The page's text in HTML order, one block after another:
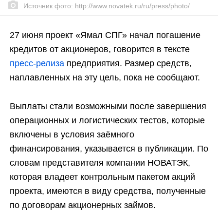
Источник фото: http://www.novatek.ru/ru/press/photo/
27 июня проект «Ямал СПГ» начал погашение
кредитов от акционеров, говорится в тексте
пресс-релиза предприятия. Размер средств,
наплавленных на эту цель, пока не сообщают.
Выплаты стали возможными после завершения
операционных и логистических тестов, которые
включены в условия заёмного
финансирования, указывается в публикации. По
словам представителя компании НОВАТЭК,
которая владеет контрольным пакетом акций
проекта, имеются в виду средства, полученные
по договорам акционерных займов.